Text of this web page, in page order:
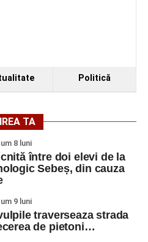
Politică
TA
8 luni
între doi elevi de la
Sebeș, din cauza
9 luni
traverseaza strada
de pietoni…